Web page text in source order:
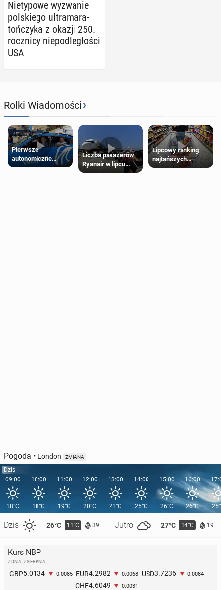
Nie­ty­po­we wy­zwa­nie
pol­skie­go ul­tra­ma­ra­
toń­czy­ka z okazji 250.
rocz­ni­cy nie­pod­le­gło­ści
USA
Rolki Wiadomości›
Pierwsze
autonomiczne
Ubery pojawią się
Liczba pasażerów
Ryanair w lipcu
pobiła rekord
Lipcowy ranking
najtańszych
supermarketów
Pogoda • London ZMIANA
Dziś
09:00
18°C
Dziś 26°C 11°C 39 Jutro 27°C 14°C 19
10:00
18°C
11:00
19°C
12:00
20°C
13:00
21°C
14:00
25°C
15:00
26°C
16:00
26°C
Kurs NBP
Z DNIA: 7 SIERPNIA
GBP5.0134 -0.0085 EUR4.2982 -0.0068 USD3.7236 -0.0084
CHF4.6049 -0.0031